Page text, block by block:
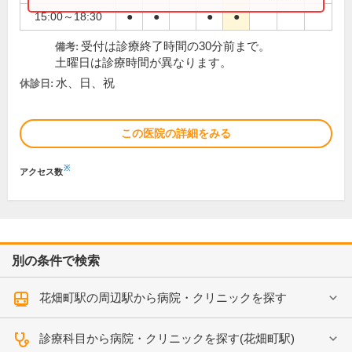
15:00～18:30 ● ● ● ●
備考: 受付は診療終了時間の30分前まで。
土曜日は診療時間が異なります。
休診日: 水、日、祝
この医院の詳細をみる
アクセス数※
別の条件で検索
花畑町駅の周辺駅から病院・クリニックを探す
診療科目から病院・クリニックを探す(花畑町駅)